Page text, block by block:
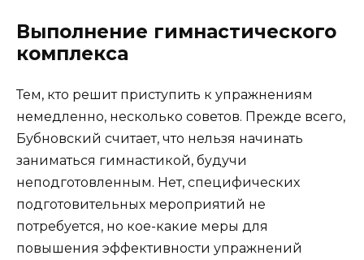
Выполнение гимнастического
комплекса
Тем, кто решит приступить к упражнениям
немедленно, несколько советов. Прежде всего,
Бубновский считает, что нельзя начинать
заниматься гимнастикой, будучи
неподготовленным. Нет, специфических
подготовительных мероприятий не
потребуется, но кое-какие меры для
повышения эффективности упражнений